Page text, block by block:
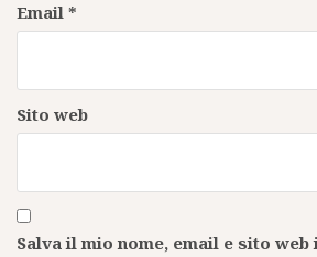
Email *
Sito web
Salva il mio nome, email e sito